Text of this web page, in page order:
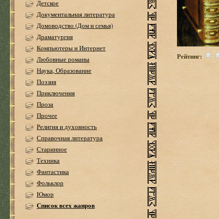
Детское
Документальная литература
Домоводство (Дом и семья)
Драматургия
Компьютеры и Интернет
Любовные романы
Наука, Образование
Поэзия
Приключения
Проза
Прочее
Религия и духовность
Справочная литература
Старинное
Техника
Фантастика
Фольклор
Юмор
Список всех жанров
Рейтинг: